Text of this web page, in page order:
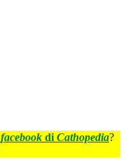
facebook di Cathopedia?